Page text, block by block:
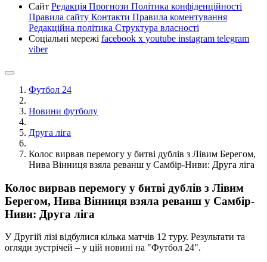
Сайт Редакція Прогнози Політика конфіденційності
Правила сайту Контакти Правила коментування
Редакційна політика Структура власності
Соціальні мережі facebook x youtube instagram telegram
viber
Футбол 24
Новини футболу
Друга ліга
Колос вирвав перемогу у битві дублів з Лівим Берегом,
Нива Вінниця взяла реванш у Самбір-Ниви: Друга ліга
Колос вирвав перемогу у битві дублів з Лівим
Берегом, Нива Вінниця взяла реванш у Самбір-
Ниви: Друга ліга
У Другій лізі відбулися кілька матчів 12 туру. Результати та
огляди зустрічей – у цій новині на "Футбол 24".